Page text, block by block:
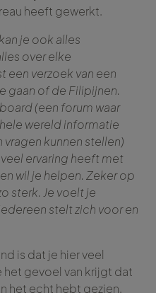
heeft gewerkt.
je ook alles
over elke
een verzoek van een
gaan of de Filipijnen.
(een forum waar
wereld informatie
kunnen stellen)
ervaring heeft met
wil je helpen. Zeker op
sterk. Je voelt je
stelt zich voor en
is dat je hier veel
gevoel van krijgt dat
het echt hebt gezien.